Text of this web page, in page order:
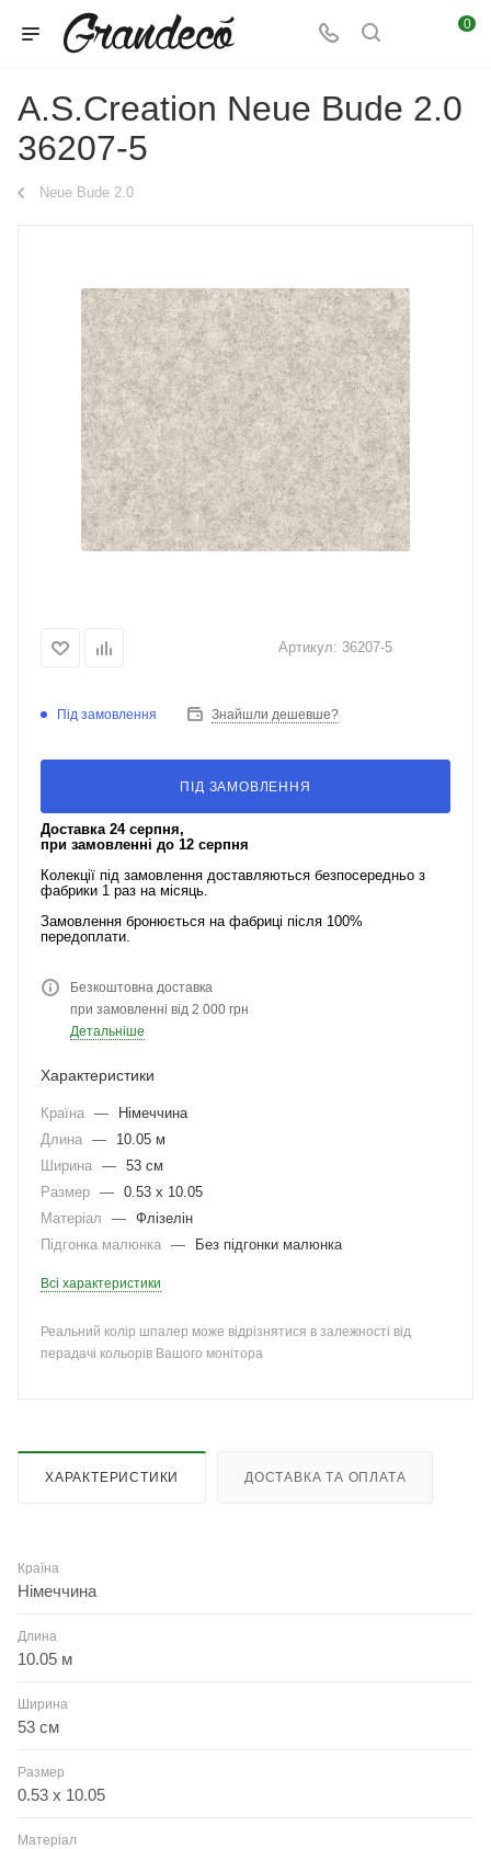
0
A.S.Creation Neue Bude 2.0
36207-5
Neue Bude 2.0
Артикул: 36207-5
Під замовлення Знайшли дешевше?
ПІД ЗАМОВЛЕННЯ
Доставка 24 серпня,
при замовленні до 12 серпня
Колекції під замовлення доставляються безпосередньо з
фабрики 1 раз на місяць.
Замовлення бронюється на фабриці після 100%
передоплати.
Безкоштовна доставка
при замовленні від 2 000 грн
Детальніше
Характеристики
Країна —
Німеччина
Длина —
10.05 м
Ширина — 53 см
Размер — 0.53 x 10.05
Матеріал
— Флізелін
Підгонка малюнка — Без підгонки малюнка
Всі характеристики
Реальний колір шпалер може відрізнятися в залежності від
перадачі кольорів Вашого монітора
ХАРАКТЕРИСТИКИ ДОСТАВКА ТА ОПЛАТА
Країна
Німеччина
Длина
10.05 м
Ширина
53 см
Размер
0.53 x 10.05
Матеріал